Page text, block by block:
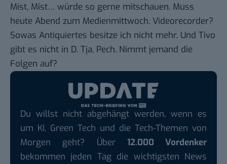
Mist, Mist… würde so gerne mitschauen. Muss
heute Abend zum Medienmittwoch. Videorecorder?
Sowas Antiquiertes besitze ich nicht mehr. Und Tivo
gibt es nicht in D. Tja, Pech. Nimmt jemand die
Folgen auf?
Du willst nicht abgehängt werden, wenn es
um KI, Green Tech und die Tech-Themen von
Morgen geht? Über 12.000 Vordenker
bekommen jeden Tag die wichtigsten News